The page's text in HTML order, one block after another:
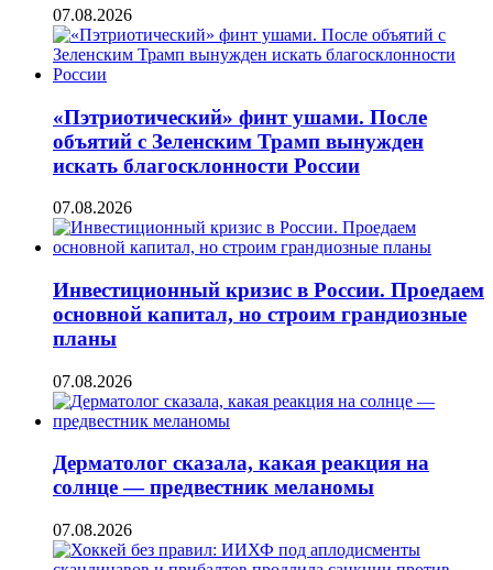
07.08.2026
«Пэтриотический» финт ушами. После
объятий с Зеленским Трамп вынужден
искать благосклонности России
07.08.2026
Инвестиционный кризис в России. Проедаем
основной капитал, но строим грандиозные
планы
07.08.2026
Дерматолог сказала, какая реакция на
солнце — предвестник меланомы
07.08.2026